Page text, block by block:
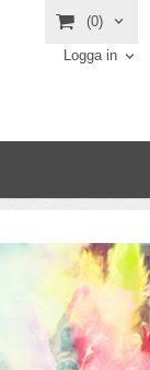
(0)
Logga in